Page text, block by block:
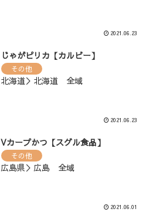
2021.06.23
じゃがピリカ【カルビー】
その他
北海道＞北海道 全域
2021.06.23
Vカープかつ【スグル食品】
その他
広島県＞広島 全域
2021.06.01